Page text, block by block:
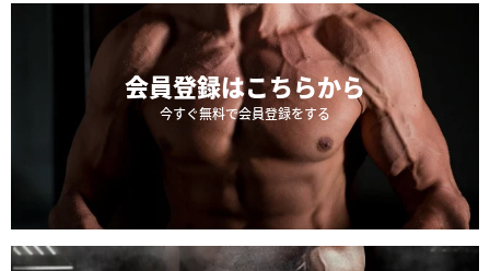
会員登録はこちらから
今すぐ無料で会員登録をする